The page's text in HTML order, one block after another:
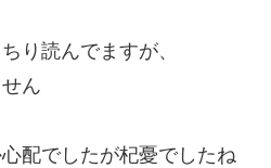
り読んでますが、
ん
配でしたが杞憂でしたね